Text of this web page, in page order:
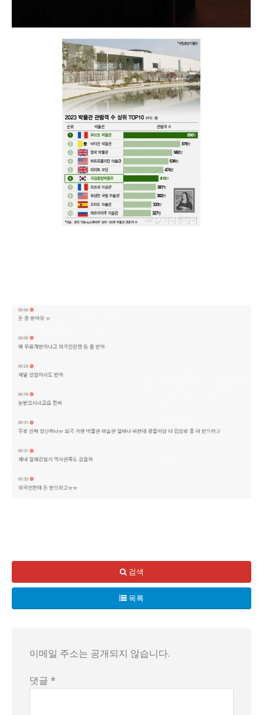
6관 50실로 구성된 이 박물관은 누구나 무료로 관람할 수
돈을 내고도 아깝지 않을 만큼의 가치가 있는 이곳, 그들은 "
이렇게 무료로 고퀄리티 문화 체험을 하는 기회, 흔치 않은
검색
목록
이메일 주소는 공개되지 않습니다.
댓글 *